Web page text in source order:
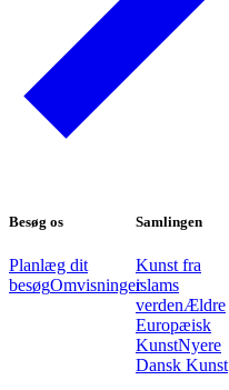
Besøg os
Planlæg dit
besøgOmvisninger
Samlingen
Kunst fra
islams
verdenÆldre
Europæisk
KunstNyere
Dansk Kunst